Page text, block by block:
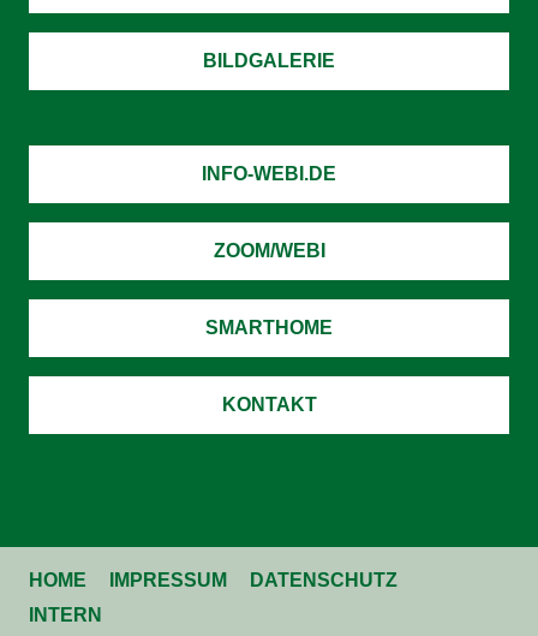
BILDGALERIE
INFO-WEBI.DE
ZOOM/WEBI
SMARTHOME
KONTAKT
HOME IMPRESSUM
DATENSCHUTZ
INTERN